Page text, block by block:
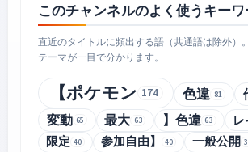
このチャンネルのよく使うキーワ
直近のタイトルに頻出する語（共通語は除外）。
テーマが一目で分かります。
【ポケモン 174 色違 81
変動 65 最大 63 】色違 63
限定 40 参加自由】 40 一般公開